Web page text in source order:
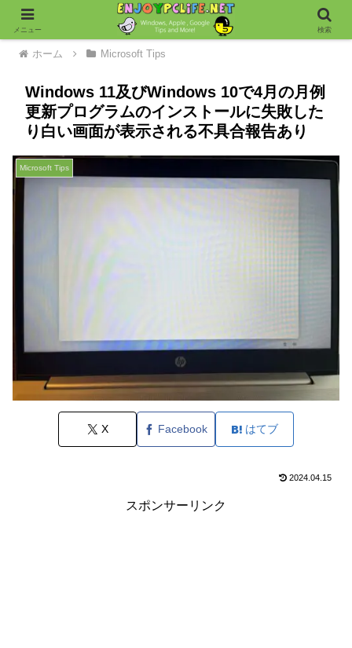
ホーム Microsoft Tips
Windows 11及びWindows 10で4月の月例
更新プログラムのインストールに失敗した
り白い画面が表示される不具合報告あり
Microsoft Tips
X Facebook はてブ
2024.04.15
スポンサーリンク
メニュー 検索